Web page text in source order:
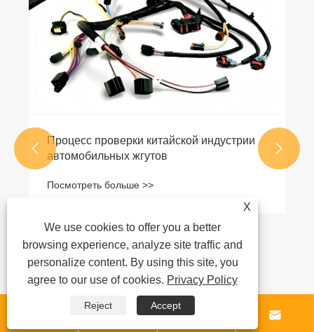
Процесс проверки китайской индустрии
автомобильных жгутов
Посмотреть больше >>
 
 
X
We use cookies to offer you a better
browsing experience, analyze site traffic and
personalize content. By using this site, you
agree to our use of cookies. Privacy Policy
Reject Accept